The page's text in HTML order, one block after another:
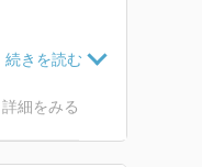
のワガマ
キュンキ
詳細をみる